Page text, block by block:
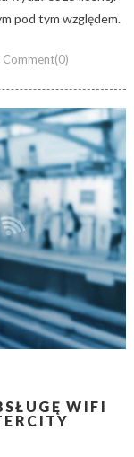
pod tym względem.
Comment(0)
WIFI